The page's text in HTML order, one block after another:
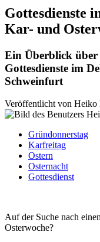
Gottesdienste
Kar- und
Ein Überblick über
Gottesdienste im
Schweinfurt
Veröffentlicht von Heiko
Gründonnerstag
Karfreitag
Ostern
Osternacht
Gottesdienst
Auf der Suche nach
Osterwoche?